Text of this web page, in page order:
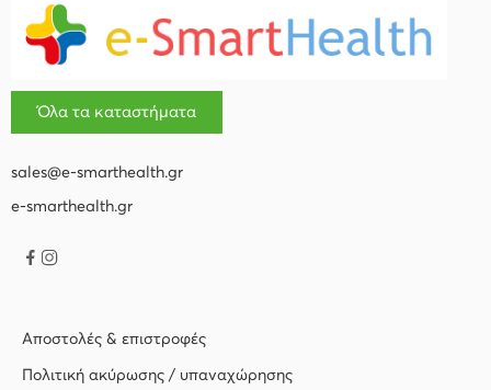
Όλα τα καταστήματα
sales@e-smarthealth.gr
e-smarthealth.gr
Αποστολές & επιστροφές
Πολιτική ακύρωσης / υπαναχώρησης